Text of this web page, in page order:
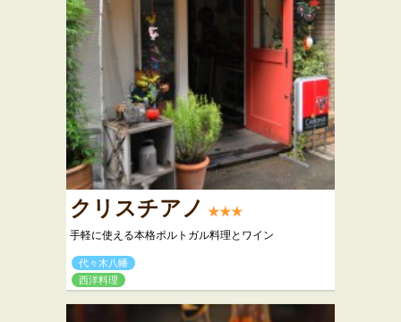
クリスチアノ ★★★
手軽に使える本格ポルトガル料理とワイン
代々木八幡
西洋料理